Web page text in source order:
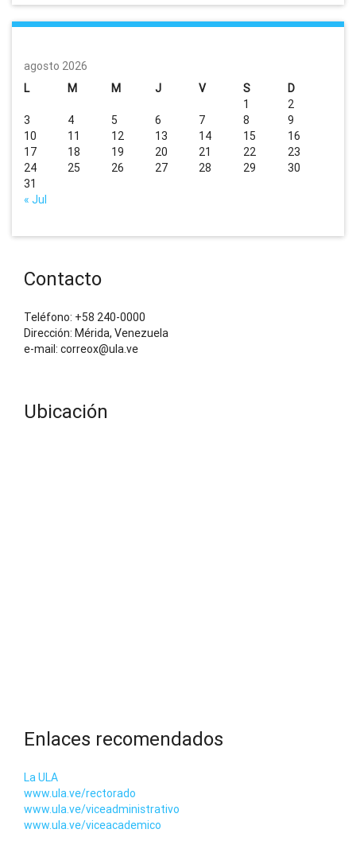
agosto 2026
L
M M J V S D
« Jul
1
2
3
4 5 6 7 8
9
10
11 12 13 14 15
16
17
18 19 20 21 22
23
24
25 26 27 28 29
30
31
Contacto
Teléfono: +58 240-0000
Dirección: Mérida, Venezuela
e-mail: correox@ula.ve
Ubicación
Enlaces recomendados
La ULA
www.ula.ve/rectorado
www.ula.ve/viceadministrativo
www.ula.ve/viceacademico